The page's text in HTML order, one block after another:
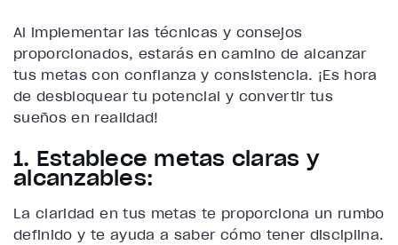
Al implementar las técnicas y consejos
proporcionados, estarás en camino de alcanzar
tus metas con confianza y consistencia. ¡Es hora
de desbloquear tu potencial y convertir tus
sueños en realidad!
1. Establece metas claras y
alcanzables:
La claridad en tus metas te proporciona un rumbo
definido y te ayuda a saber cómo tener disciplina.